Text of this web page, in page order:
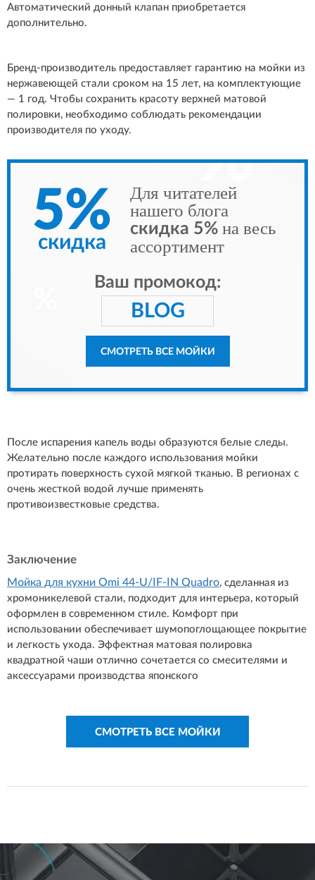
Автоматический донный клапан приобретается
дополнительно.
Бренд-производитель предоставляет гарантию на мойки из
нержавеющей стали сроком на 15 лет, на комплектующие
— 1 год. Чтобы сохранить красоту верхней матовой
полировки, необходимо соблюдать рекомендации
производителя по уходу.
5%
скидка
Для читателей
нашего блога
скидка 5% на весь
ассортимент
Ваш промокод:
BLOG
СМОТРЕТЬ ВСЕ МОЙКИ
После испарения капель воды образуются белые следы.
Желательно после каждого использования мойки
протирать поверхность сухой мягкой тканью. В регионах с
очень жесткой водой лучше применять
противоизвестковые средства.
Заключение
Мойка для кухни Omi 44-U/IF-IN Quadro, сделанная из
хромоникелевой стали, подходит для интерьера, который
оформлен в современном стиле. Комфорт при
использовании обеспечивает шумопоглощающее покрытие
и легкость ухода. Эффектная матовая полировка
квадратной чаши отлично сочетается со смесителями и
аксессуарами производства японского
СМОТРЕТЬ ВСЕ МОЙКИ